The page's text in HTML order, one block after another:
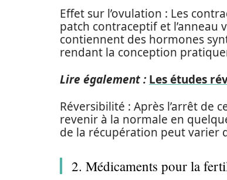
Effet sur l’ovulation : Les
patch contraceptif et l’anneau
contiennent des hormones
rendant la conception
Lire également : Les études
Réversibilité : Après l’arrêt de
revenir à la normale en
de la récupération peut varier
2. Médicaments pour la